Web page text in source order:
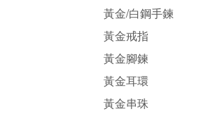
黃金/白鋼手鍊
黃金戒指
黃金腳鍊
黃金耳環
黃金串珠